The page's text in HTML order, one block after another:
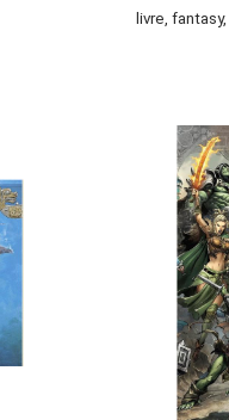
livre,